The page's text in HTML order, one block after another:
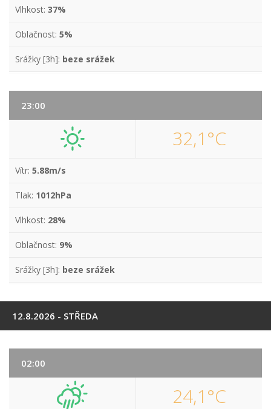
Vlhkost: 37%
Oblačnost: 5%
Srážky [3h]: beze srážek
23:00
32,1°C
Vítr: 5.88m/s
Tlak: 1012hPa
Vlhkost: 28%
Oblačnost: 9%
Srážky [3h]: beze srážek
12.8.2026 - STŘEDA
02:00
24,1°C